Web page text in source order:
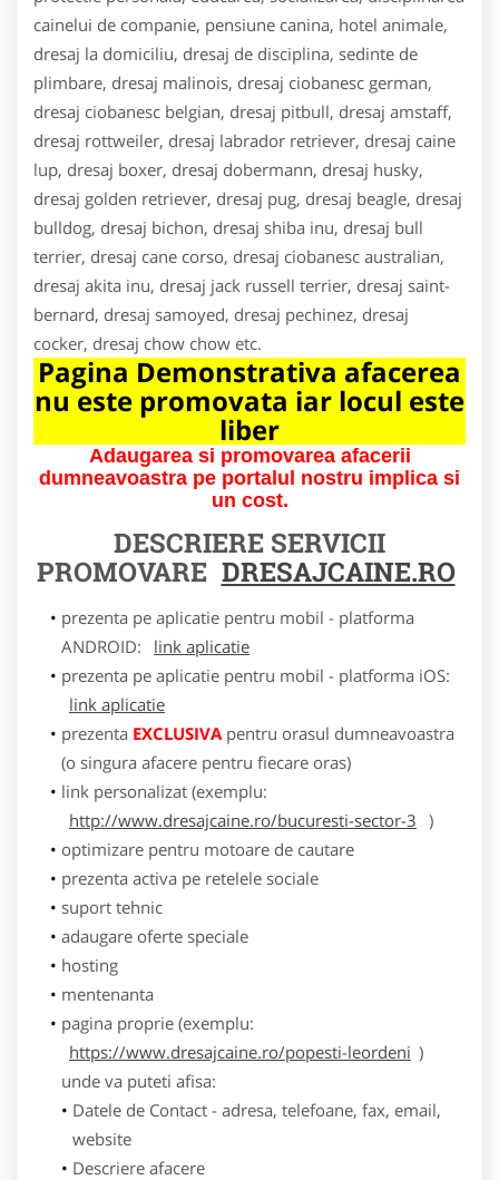
cainelui de companie, pensiune canina, hotel animale,
dresaj la domiciliu, dresaj de disciplina, sedinte de
plimbare, dresaj malinois, dresaj ciobanesc german,
dresaj ciobanesc belgian, dresaj pitbull, dresaj amstaff,
dresaj rottweiler, dresaj labrador retriever, dresaj caine
lup, dresaj boxer, dresaj dobermann, dresaj husky,
dresaj golden retriever, dresaj pug, dresaj beagle, dresaj
bulldog, dresaj bichon, dresaj shiba inu, dresaj bull
terrier, dresaj cane corso, dresaj ciobanesc australian,
dresaj akita inu, dresaj jack russell terrier, dresaj saint-
bernard, dresaj samoyed, dresaj pechinez, dresaj
cocker, dresaj chow chow etc.
Pagina Demonstrativa afacerea
nu este promovata iar locul este
liber
Adaugarea si promovarea afacerii
dumneavoastra pe portalul nostru implica si
un cost.
DESCRIERE SERVICII
PROMOVARE DRESAJCAINE.RO
prezenta pe aplicatie pentru mobil - platforma
ANDROID:
link aplicatie
prezenta pe aplicatie pentru mobil - platforma iOS:
link aplicatie
prezenta EXCLUSIVApentru orasul dumneavoastra
(o singura afacere pentru fiecare oras)
link personalizat (exemplu:
http://www.dresajcaine.ro/bucuresti-sector-3 )
optimizare pentru motoare de cautare
prezenta activa pe retelele sociale
suport tehnic
adaugare oferte speciale
hosting
mentenanta
pagina proprie (exemplu:
https://www.dresajcaine.ro/popesti-leordeni )
unde va puteti afisa:
Datele de Contact - adresa, telefoane, fax, email,
website
Descriere afacere